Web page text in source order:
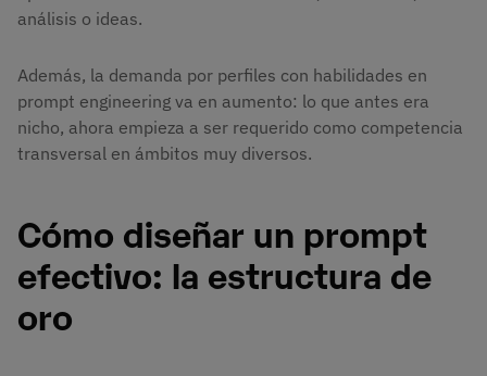
análisis o ideas.
Además, la demanda por perfiles con habilidades en
prompt engineering va en aumento: lo que antes era
nicho, ahora empieza a ser requerido como competencia
transversal en ámbitos muy diversos.
Cómo diseñar un prompt
efectivo: la estructura de
oro